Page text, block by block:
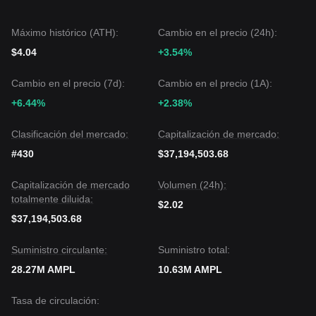
actualmente entre los niveles de soporte de
$1.23
y
$1.33.
Perspectiva del mercado
objetivo es $1.50.
objetivo para el soporte es
$1.15.
El consenso entre los analistas es que, aunque Ampleforth
puede experimentar períodos de movimiento lateral o
volatilidad impulsada por la oferta, la tendencia a mediano
mantenga por encima del nivel de soporte de
respaldado por su papel único en el ecosistema DeFi.
Máximo histórico (ATH):
$4.04
Cambio en el precio (24h):
+3.54%
Cambio en el precio (7d):
+6.44%
Cambio en el precio (1A):
+2.38%
Clasificación del mercado:
#430
Capitalización de mercado:
$37,194,503.68
Capitalización de mercado
totalmente diluida:
$37,194,503.68
Volumen (24h):
$2.02
Suministro circulante:
28.27M AMPL
Suministro total:
10.63M AMPL
Tasa de circulación: